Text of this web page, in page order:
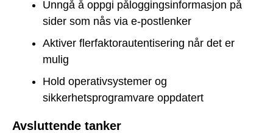
Unngå å oppgi påloggingsinformasjon på
sider som nås via e-postlenker
Aktiver flerfaktorautentisering når det er
mulig
Hold operativsystemer og
sikkerhetsprogramvare oppdatert
Avsluttende tanker